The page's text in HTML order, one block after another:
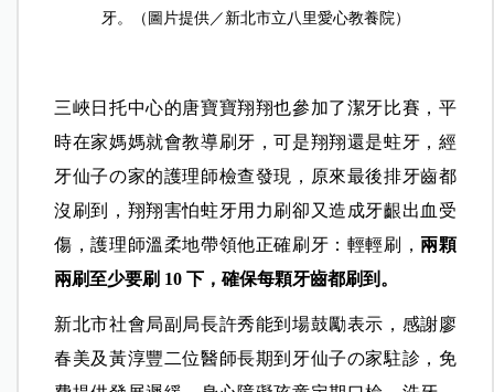
牙。（圖片提供／新北市立八里愛心教養院）
三峽日托中心的唐寶寶翔翔也參加了潔牙比賽，平
時在家媽媽就會教導刷牙，可是翔翔還是蛀牙，經
牙仙子の家的護理師檢查發現，原來最後排牙齒都
沒刷到，翔翔害怕蛀牙用力刷卻又造成牙齦出血受
傷，護理師溫柔地帶領他正確刷牙：輕輕刷， 兩顆
兩刷至少要刷 10 下，確保每顆牙齒都刷到。
新北市社會局副局長許秀能到場鼓勵表示，感謝廖
春美及黃淳豐二位醫師長期到牙仙子の家駐診，免